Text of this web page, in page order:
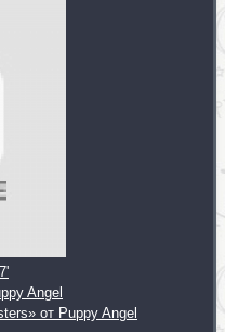
Angel
от Puppy Angel